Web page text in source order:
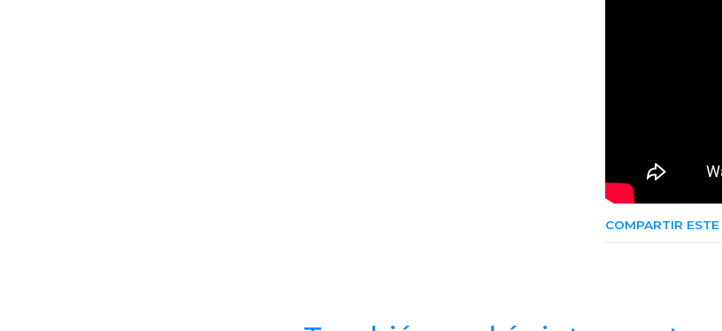
COMPARTIR